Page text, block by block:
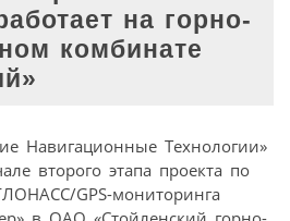
на горно-
комбинате
Навигационные Технологии»
второго этапа проекта по
GPS-мониторинга